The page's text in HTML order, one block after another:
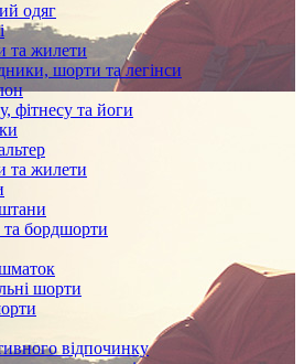
одяг
та жилети
шорти та легінси
фітнесу та йоги
та жилети
бордшорти
шорти
відпочинку